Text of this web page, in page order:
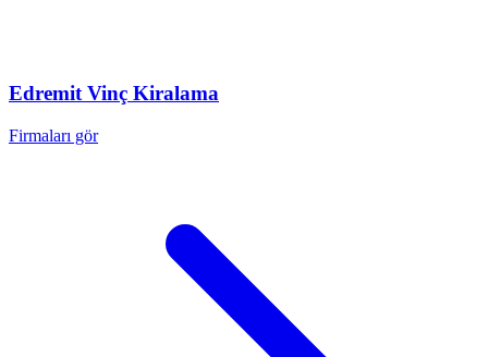
Edremit Vinç Kiralama
Firmaları gör